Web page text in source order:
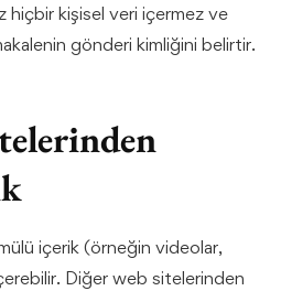
hiçbir kişisel veri içermez ve
gönderi kimliğini belirtir.
içerik (örneğin videolar,
Diğer web sitelerinden